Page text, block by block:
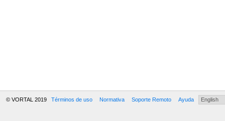
© VORTAL 2019 Términos de uso Normativa Soporte Remoto Ayuda